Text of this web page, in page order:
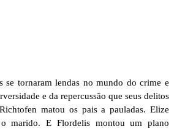
se tornaram lendas no mundo do crime e
e da repercussão que seus delitos
matou os pais a pauladas. Elize
o marido. E Flordelis montou um plano